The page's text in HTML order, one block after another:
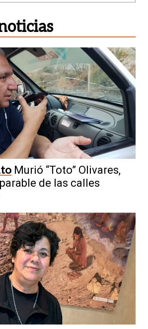
Murió “Toto” Olivares,
de las calles